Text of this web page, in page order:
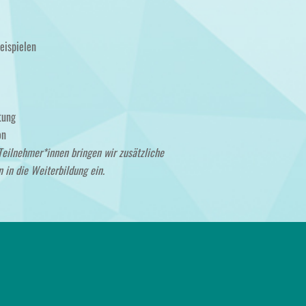
bringen wir zusätzliche
in die Weiterbildung ein.